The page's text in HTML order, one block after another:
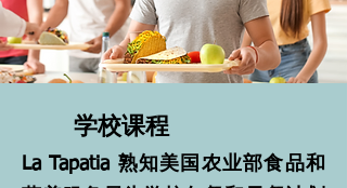
学校课程
La Tapatia 熟知美国农业部食品和